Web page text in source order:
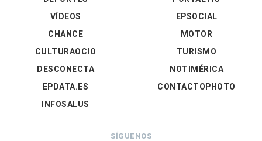
VÍDEOS
EPSOCIAL
CHANCE
CULTURAOCIO
DESCONECTA
EPDATA.ES
INFOSALUS
MOTOR
TURISMO
NOTIMÉRICA
CONTACTOPHOTO
SÍGUENOS